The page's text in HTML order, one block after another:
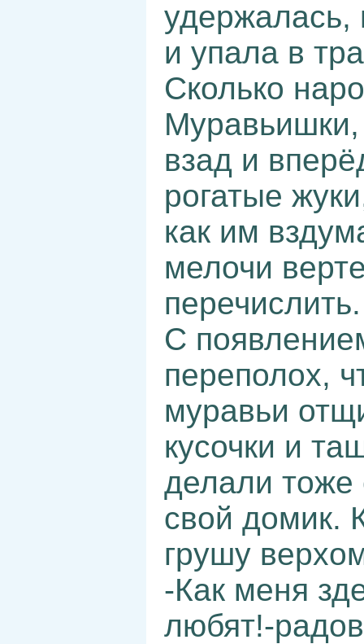
удержалась,
и упала в
Сколько
взад и
рогатые
как им
мелочи
перечислить.
С
переполох,
муравьи
кусочки и
делали тоже
свой домик.
грушу
-Как меня
любят!-